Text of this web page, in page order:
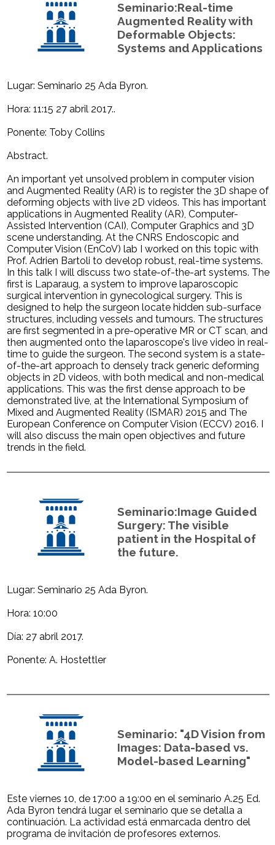
Seminario:Real-time
Augmented Reality with
Deformable Objects:
Systems and Applications
Lugar: Seminario 25 Ada Byron.
Hora: 11:15 27 abril 2017..
Ponente: Toby Collins
Abstract.
An important yet unsolved problem in computer vision
and Augmented Reality (AR) is to register the 3D shape of
deforming objects with live 2D videos. This has important
applications in Augmented Reality (AR), Computer-
Assisted Intervention (CAI), Computer Graphics and 3D
scene understanding. At the CNRS Endoscopic and
Computer Vision (EnCoV) lab I worked on this topic with
Prof. Adrien Bartoli to develop robust, real-time systems.
In this talk I will discuss two state-of-the-art systems. The
first is Laparaug, a system to improve laparoscopic
surgical intervention in gynecological surgery. This is
designed to help the surgeon locate hidden sub-surface
structures, including vessels and tumours. The structures
are first segmented in a pre-operative MR or CT scan, and
then augmented onto the laparoscope's live video in real-
time to guide the surgeon. The second system is a state-
of-the-art approach to densely track generic deforming
objects in 2D videos, with both medical and non-medical
applications. This was the first dense approach to be
demonstrated live, at the International Symposium of
Mixed and Augmented Reality (ISMAR) 2015 and The
European Conference on Computer Vision (ECCV) 2016. I
will also discuss the main open objectives and future
trends in the field.
Seminario:Image Guided
Surgery: The visible
patient in the Hospital of
the future.
Lugar: Seminario 25 Ada Byron.
Hora: 10:00
Día: 27 abril 2017.
Ponente: A. Hostettler
Seminario: "4D Vision from
Images: Data-based vs.
Model-based Learning"
Este viernes 10, de 17:00 a 19:00 en el seminario A.25 Ed.
Ada Byron tendrá lugar el seminario que se detalla a
continuación. La actividad está enmarcada dentro del
programa de invitación de profesores externos.